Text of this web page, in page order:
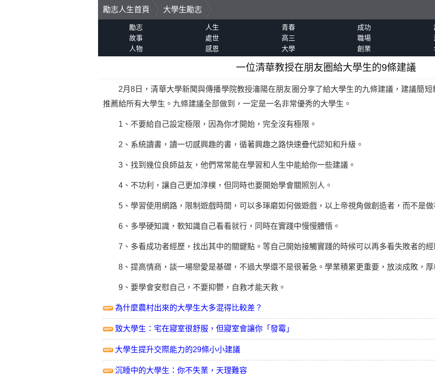
勵志人生首頁 大學生勵志
勵志 人生 青春 成功
故事
處世 高三 職場
人物
感恩 大學 創業
一位清華教授在朋友圈給大學生的9條建議
2月8日，清華大學新聞與傳播學院教授瀋陽在朋友圈分享了給大學生的九條建議，建議簡短
推薦給所有大學生。九條建議全部做到，一定是一名非常優秀的大學生。
1、不要給自己設定極限，因為你才開始，完全沒有極限。
2、系統讀書，讀一切感興趣的書，循著興趣之路快速疊代認知和升級。
3、找到幾位良師益友，他們常常能在學習和人生中能給你一些建議。
4、不功利，讓自己更加淳樸，但同時也要開始學會關照別人。
5、學習使用網路，限制遊戲時間，可以多琢磨如何做遊戲，以上帝視角做創造者，而不是做
6、多學硬知識，軟知識自己看看就行，同時在實踐中慢慢體悟。
7、多看成功者經歷，找出其中的關鍵點。等自己開始接觸實踐的時候可以再多看失敗者的經
8、提高情商，談一場戀愛是基礎，不過大學還不是很著急。學業積累更重要，放淡成敗，厚
9、要學會安慰自己，不要抑鬱，自救才能天救。
為什麼農村出來的大學生大多混得比較差？
致大學生：宅在寢室很舒服，但寢室會讓你「發霉」
大學生提升交際能力的29條小小建議
沉睡中的大學生：你不失業，天理難容